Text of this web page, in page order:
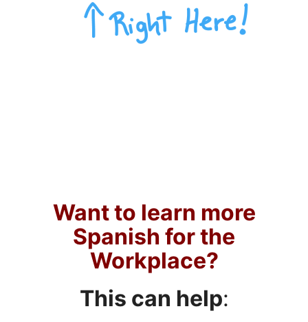
Want to learn more
Spanish for the
Workplace?
This can help: